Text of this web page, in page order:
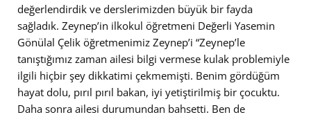
değerlendirdik ve derslerimizden büyük bir fayda
sağladık. Zeynep’in ilkokul öğretmeni Değerli Yasemin
Gönülal Çelik öğretmenimiz Zeynep’i “Zeynep’le
tanıştığımız zaman ailesi bilgi vermese kulak problemiyle
ilgili hiçbir şey dikkatimi çekmemişti. Benim gördüğüm
hayat dolu, pırıl pırıl bakan, iyi yetiştirilmiş bir çocuktu.
Daha sonra ailesi durumundan bahsetti. Ben de